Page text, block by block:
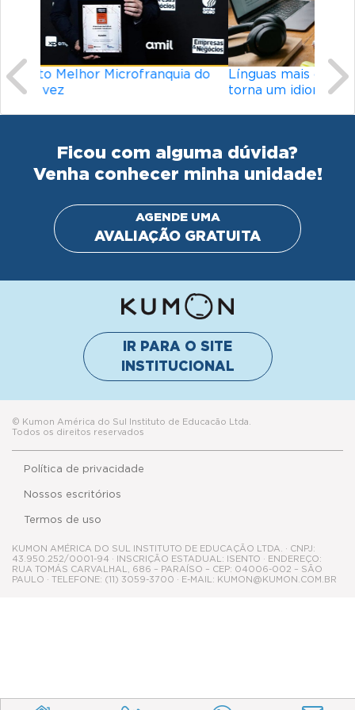
Línguas mais difíceis do mundo: o que
torna um idioma desafiador?
Ficou com alguma dúvida?
Venha conhecer minha unidade!
AGENDE UMA
AVALIAÇÃO GRATUITA
IR PARA O SITE
INSTITUCIONAL
© Kumon América do Sul Instituto de Educacão Ltda.
Todos os direitos reservados
Política de privacidade
Termos de uso
Nossos escritórios
KUMON AMÉRICA DO SUL INSTITUTO DE EDUCAÇÃO LTDA. · CNPJ:
43.950.252/0001-94 · INSCRIÇÃO ESTADUAL: ISENTO · ENDEREÇO:
RUA TOMÁS CARVALHAL, 686 – PARAÍSO – CEP: 04006-002 – SÃO
PAULO · TELEFONE: (11) 3059-3700 · E-MAIL: KUMON@KUMON.COM.BR